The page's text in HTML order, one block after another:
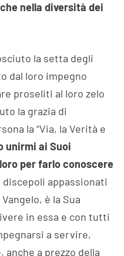
nella diversità dei
la setta degli
dal loro impegno
proseliti al loro zelo
la grazia di
la “Via, la Verità e
unirmi ai Suoi
per farlo conoscere
discepoli appassionati
è la Sua
in essa e con tutti
a servire,
anche a prezzo della